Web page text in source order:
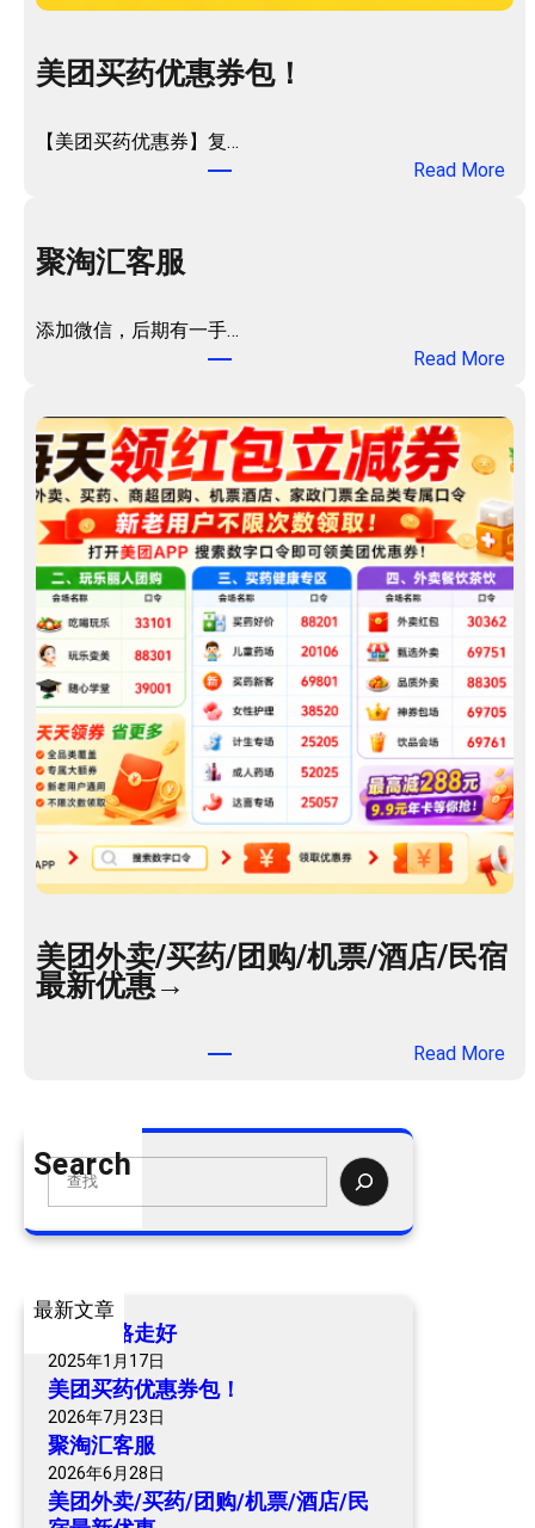
美团买药优惠券包！
【美团买药优惠券】复…
Read More：
券
！
聚淘汇客服
添加微信，后期有一手…
Read More：
淘
汇
客
服
美团外卖/买药/团购/机票/酒店/民宿
最新优惠→
Read More：
Search
S
a
h
最新文章
爷爷一路走好
2025年1月17日
美团买药优惠券包！
2026年7月23日
聚淘汇客服
2026年6月28日
美团外卖/买药/团购/机票/酒店/民